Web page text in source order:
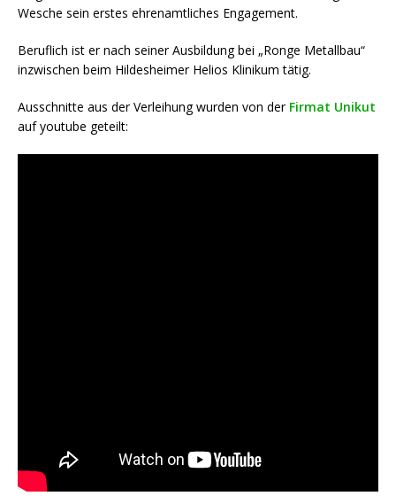
Wesche sein erstes ehrenamtliches Engagement.
Beruflich ist er nach seiner Ausbildung bei „Ronge Metallbau“
inzwischen beim Hildesheimer Helios Klinikum tätig.
Ausschnitte aus der Verleihung wurden von der Firmat Unikut
auf youtube geteilt: